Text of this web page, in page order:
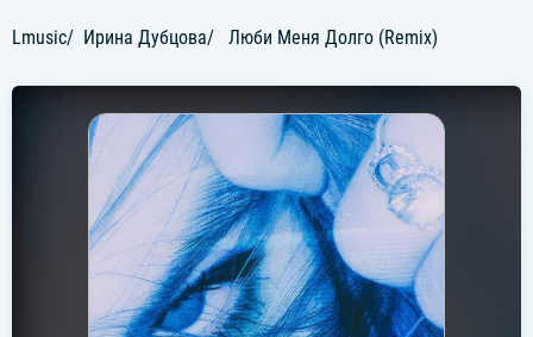
Lmusic Ирина Дубцова Люби Меня Долго (Remix)